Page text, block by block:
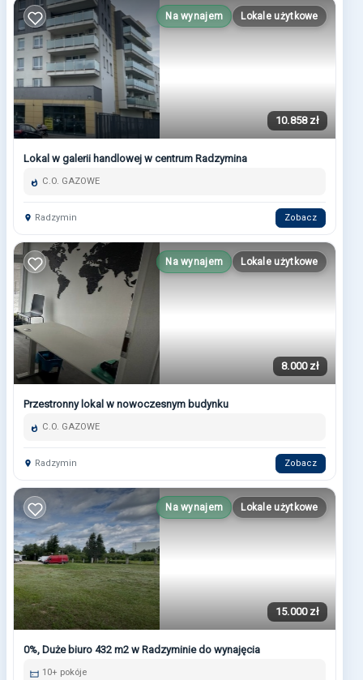
Na wynajem Lokale użytkowe
10.858 zł
Lokal w galerii handlowej w centrum Radzymina
C.O. GAZOWE
Radzymin Zobacz
Na wynajem Lokale użytkowe
8.000 zł
Przestronny lokal w nowoczesnym budynku
C.O. GAZOWE
Radzymin Zobacz
Na wynajem Lokale użytkowe
15.000 zł
0%, Duże biuro 432 m2 w Radzyminie do wynajęcia
10+ pokóje